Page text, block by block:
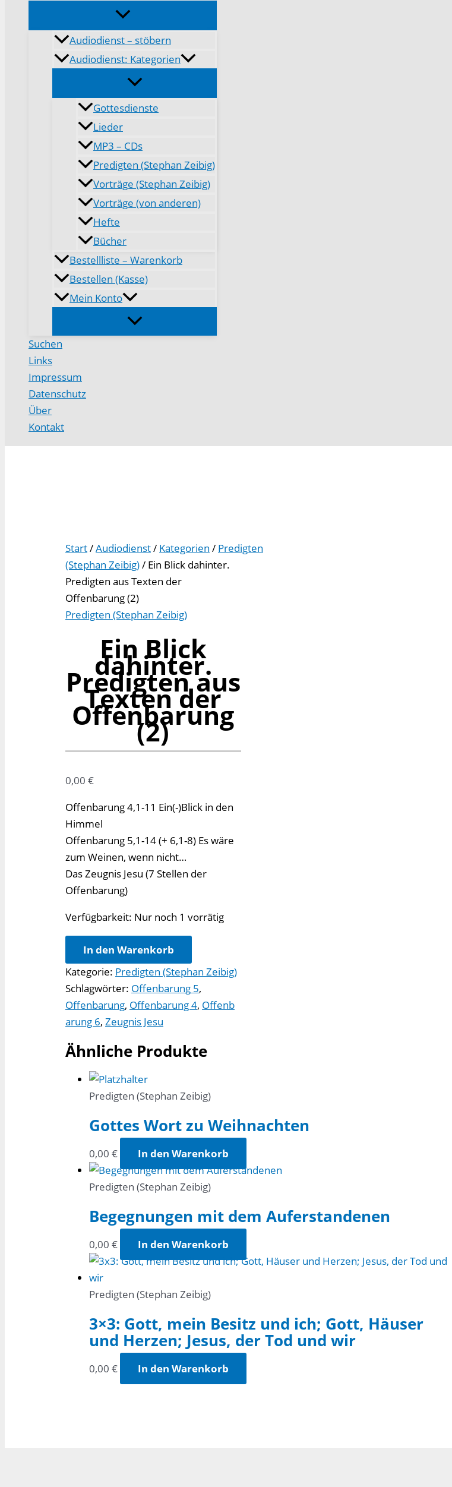
Audiodienst – stöbern
Audiodienst: Kategorien
Gottesdienste
Lieder
MP3 – CDs
Predigten (Stephan Zeibig)
Vorträge (Stephan Zeibig)
Vorträge (von anderen)
Hefte
Bücher
Bestellliste – Warenkorb
Bestellen (Kasse)
Mein Konto
Suchen
Links
Impressum
Datenschutz
Über
Kontakt
Start/Audiodienst/ Kategorien / Predigten
(Stephan Zeibig)/ Ein Blick dahinter.
Predigten aus Texten der
Offenbarung (2)
Predigten (Stephan Zeibig)
Ein Blick
dahinter.
Predigten aus
Texten der
Offenbarung
(2)
0,00 €
Offenbarung 4,1-11 Ein(-)Blick in den
Himmel
Offenbarung 5,1-14 (+ 6,1-8) Es wäre
zum Weinen, wenn nicht…
Das Zeugnis Jesu (7 Stellen der
Offenbarung)
Verfügbarkeit: Nur noch 1 vorrätig
Blick
dahinter.
Predigten
aus
Texten
der
Offenbarung
Menge
In den Warenkorb
Kategorie: Predigten (Stephan Zeibig)
Schlagwörter: Offenbarung 5,
Offenbarung, Offenbarung 4, Offenb
arung 6, Zeugnis Jesu
Ähnliche Produkte
Predigten (Stephan Zeibig)
Gottes Wort zu Weihnachten
0,00 € In den Warenkorb
Predigten (Stephan Zeibig)
Begegnungen mit dem Auferstandenen
0,00 € In den Warenkorb
Predigten (Stephan Zeibig)
3×3: Gott, mein Besitz und ich; Gott, Häuser
und Herzen; Jesus, der Tod und wir
0,00 € In den Warenkorb